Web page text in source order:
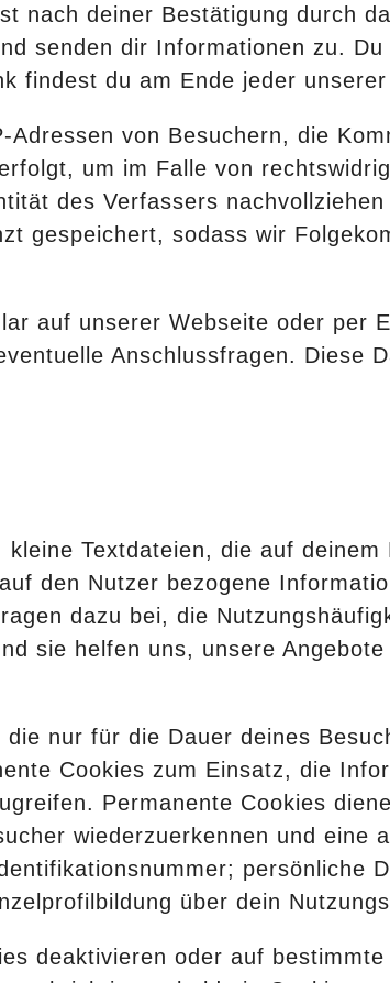
nach deiner Bestätigung durch
senden dir Informationen zu.
findest du am Ende jeder unserer
von Besuchern, die
um im Falle von
des Verfassers
gespeichert, sodass wir
auf unserer Webseite oder per
Anschlussfragen. Diese
Textdateien, die auf
den Nutzer bezogene
dazu bei, die
sie helfen uns, unsere
nur für die Dauer deines
Cookies zum Einsatz, die
Permanente Cookies
wiederzuerkennen und eine
persönliche
über dein
deaktivieren oder auf